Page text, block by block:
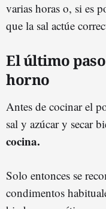
varias horas o, si es
que la sal actúe
El último
horno
Antes de cocinar el
sal y azúcar y secar
cocina.
Solo entonces se
condimentos